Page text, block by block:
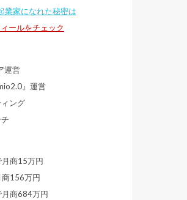
業家になれた秘密は
ールをチェック
運営
』運営
ング
商15万円
156万円
商684万円